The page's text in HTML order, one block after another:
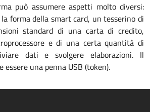
può assumere aspetti molto diversi:
forma della smart card, un tesserino di
standard di una carta di credito,
e di una certa quantità di
dati e svolgere elaborazioni. Il
essere una penna USB (token).